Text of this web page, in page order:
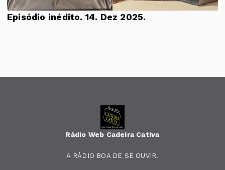
Episódio inédito. 14. Dez 2025.
Rádio Web Cadeira Cativa
A RÁDIO BOA DE SE OUVIR.